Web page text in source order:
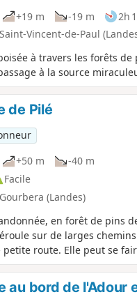
+19 m -19 m 2h
Vincent-de-Paul
à travers les forêts de
à la source
de Pilé
+50 m
-40 m
Facile
(Landes)
en forêt de pins
sur de larges
route. Elle peut se
au printemps, on peut
au bord de l'Adour